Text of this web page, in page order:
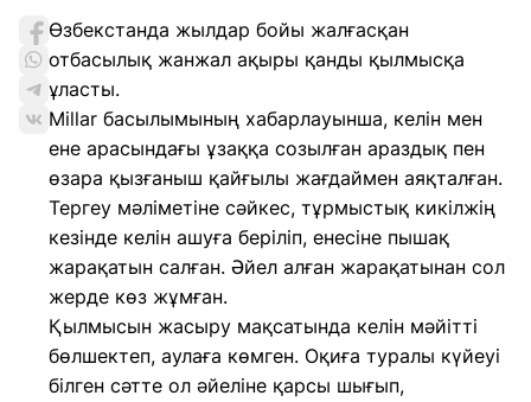
Өзбекстанда жылдар бойы жалғасқан
отбасылық жанжал ақыры қанды қылмысқа
ұласты.
Millar басылымының хабарлауынша, келін мен
ене арасындағы ұзаққа созылған араздық пен
өзара қызғаныш қайғылы жағдаймен аяқталған.
Тергеу мәліметіне сәйкес, тұрмыстық кикілжің
кезінде келін ашуға беріліп, енесіне пышақ
жарақатын салған. Әйел алған жарақатынан сол
жерде көз жұмған.
Қылмысын жасыру мақсатында келін мәйітті
бөлшектеп, аулаға көмген. Оқиға туралы күйеуі
білген сәтте ол әйеліне қарсы шығып,